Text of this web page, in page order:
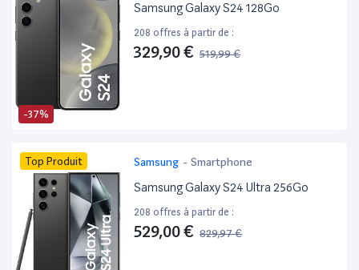
-37%
Samsung Galaxy S24 128Go
208 offres à partir de :
329,90 € 519,99 €
Top Produit Samsung - Smartphone
Samsung Galaxy S24 Ultra 256Go
208 offres à partir de :
529,00 € 829,97 €